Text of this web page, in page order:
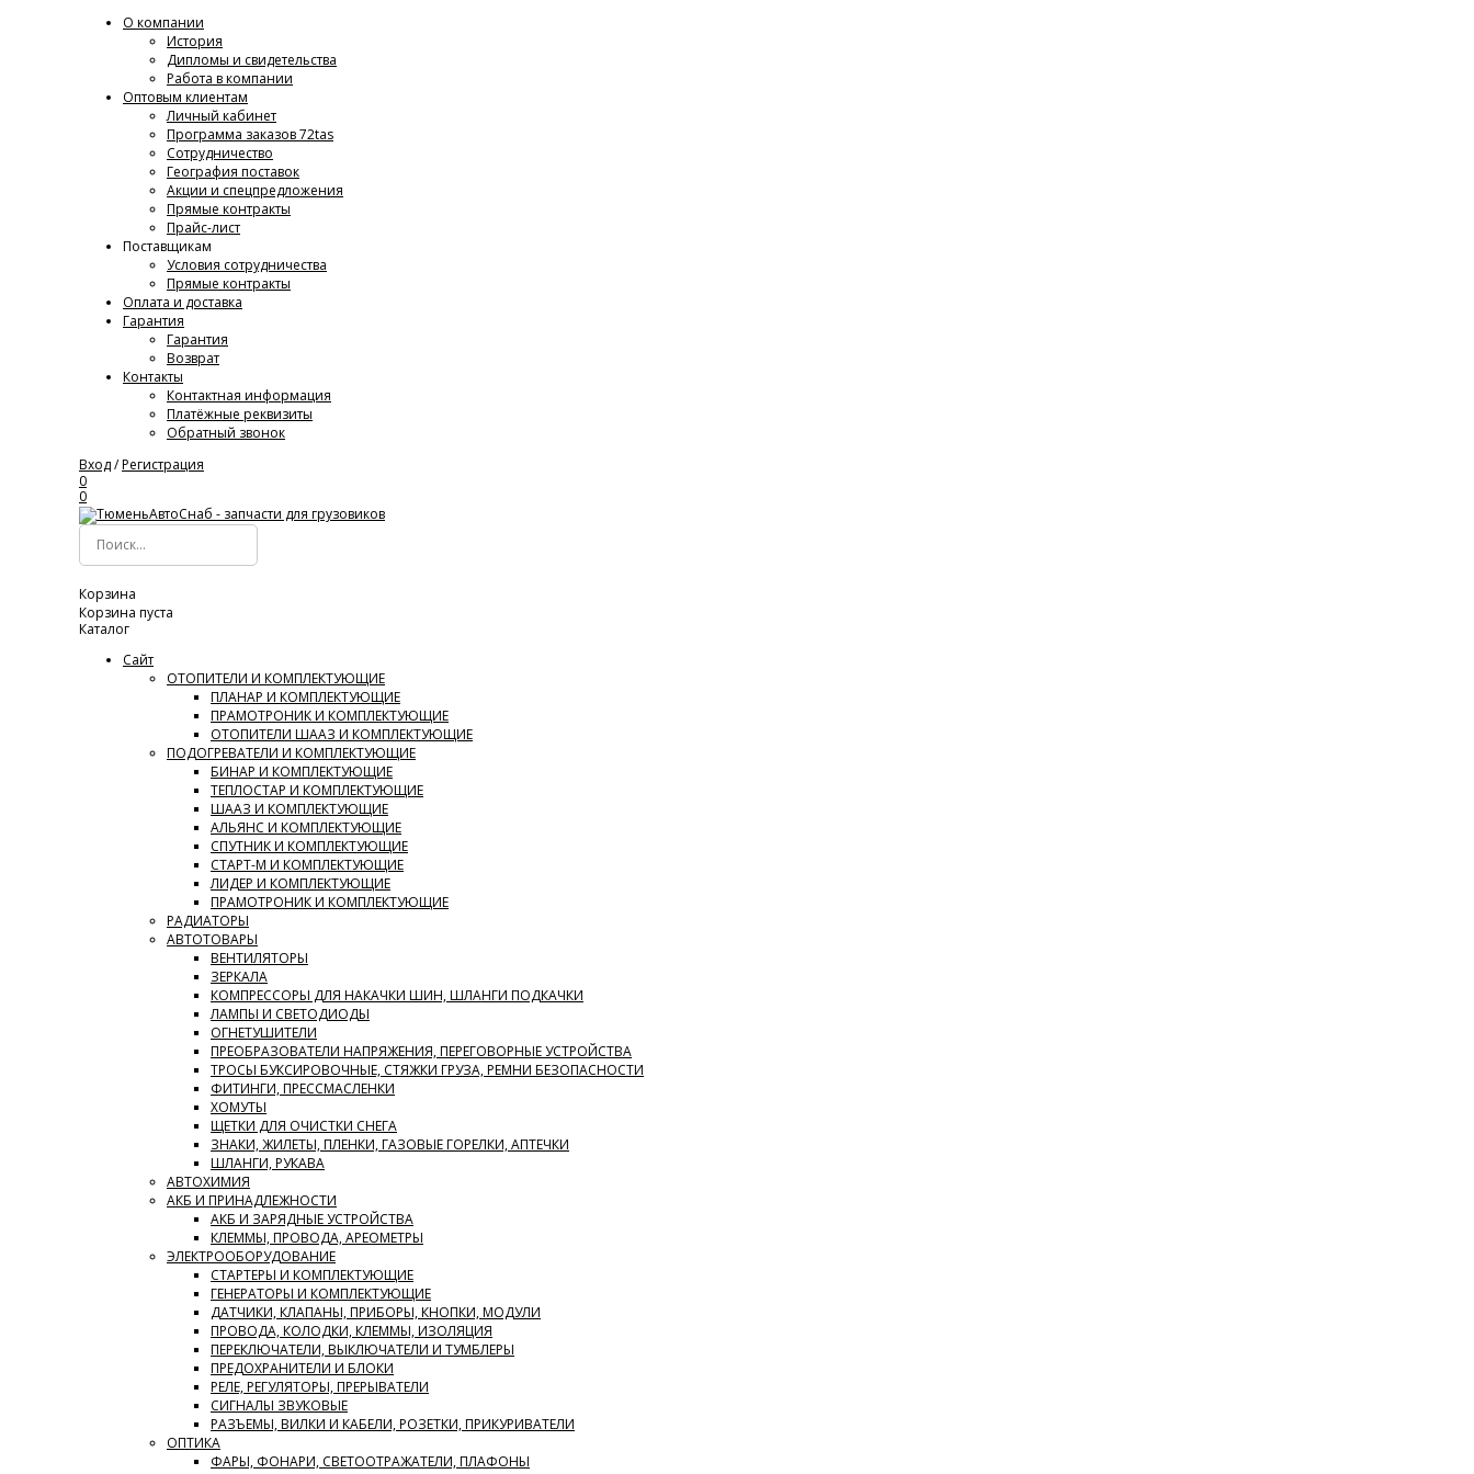
О компании
История
Дипломы и свидетельства
Работа в компании
Оптовым клиентам
Личный кабинет
Программа заказов 72tas
Сотрудничество
География поставок
Акции и спецпредложения
Прямые контракты
Прайс-лист
Поставщикам
Условия сотрудничества
Прямые контракты
Оплата и доставка
Гарантия
Гарантия
Возврат
Контакты
Контактная информация
Платёжные реквизиты
Обратный звонок
Вход/Регистрация
0
0
Корзина
Корзина пуста
Каталог
Сайт
ОТОПИТЕЛИ И КОМПЛЕКТУЮЩИЕ
ПЛАНАР И КОМПЛЕКТУЮЩИЕ
ПРАМОТРОНИК И КОМПЛЕКТУЮЩИЕ
ОТОПИТЕЛИ ШААЗ И КОМПЛЕКТУЮЩИЕ
ПОДОГРЕВАТЕЛИ И КОМПЛЕКТУЮЩИЕ
БИНАР И КОМПЛЕКТУЮЩИЕ
ТЕПЛОСТАР И КОМПЛЕКТУЮЩИЕ
ШААЗ И КОМПЛЕКТУЮЩИЕ
АЛЬЯНС И КОМПЛЕКТУЮЩИЕ
СПУТНИК И КОМПЛЕКТУЮЩИЕ
СТАРТ-М И КОМПЛЕКТУЮЩИЕ
ЛИДЕР И КОМПЛЕКТУЮЩИЕ
ПРАМОТРОНИК И КОМПЛЕКТУЮЩИЕ
РАДИАТОРЫ
АВТОТОВАРЫ
ВЕНТИЛЯТОРЫ
ЗЕРКАЛА
КОМПРЕССОРЫ ДЛЯ НАКАЧКИ ШИН, ШЛАНГИ ПОДКАЧКИ
ЛАМПЫ И СВЕТОДИОДЫ
ОГНЕТУШИТЕЛИ
ПРЕОБРАЗОВАТЕЛИ НАПРЯЖЕНИЯ, ПЕРЕГОВОРНЫЕ УСТРОЙСТВА
ТРОСЫ БУКСИРОВОЧНЫЕ, СТЯЖКИ ГРУЗА, РЕМНИ БЕЗОПАСНОСТИ
ФИТИНГИ, ПРЕССМАСЛЕНКИ
ХОМУТЫ
ЩЕТКИ ДЛЯ ОЧИСТКИ СНЕГА
ЗНАКИ, ЖИЛЕТЫ, ПЛЕНКИ, ГАЗОВЫЕ ГОРЕЛКИ, АПТЕЧКИ
ШЛАНГИ, РУКАВА
АВТОХИМИЯ
АКБ И ПРИНАДЛЕЖНОСТИ
АКБ И ЗАРЯДНЫЕ УСТРОЙСТВА
КЛЕММЫ, ПРОВОДА, АРЕОМЕТРЫ
ЭЛЕКТРООБОРУДОВАНИЕ
СТАРТЕРЫ И КОМПЛЕКТУЮЩИЕ
ГЕНЕРАТОРЫ И КОМПЛЕКТУЮЩИЕ
ДАТЧИКИ, КЛАПАНЫ, ПРИБОРЫ, КНОПКИ, МОДУЛИ
ПРОВОДА, КОЛОДКИ, КЛЕММЫ, ИЗОЛЯЦИЯ
ПЕРЕКЛЮЧАТЕЛИ, ВЫКЛЮЧАТЕЛИ И ТУМБЛЕРЫ
ПРЕДОХРАНИТЕЛИ И БЛОКИ
РЕЛЕ, РЕГУЛЯТОРЫ, ПРЕРЫВАТЕЛИ
СИГНАЛЫ ЗВУКОВЫЕ
РАЗЪЕМЫ, ВИЛКИ И КАБЕЛИ, РОЗЕТКИ, ПРИКУРИВАТЕЛИ
ОПТИКА
ФАРЫ, ФОНАРИ, СВЕТООТРАЖАТЕЛИ, ПЛАФОНЫ